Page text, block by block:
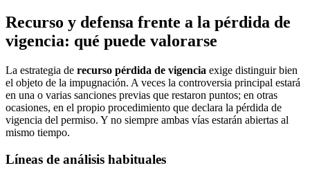
Recurso y defensa frente a la pérdida de
vigencia: qué puede valorarse
La estrategia de recurso pérdida de vigencia exige distinguir bien
el objeto de la impugnación. A veces la controversia principal estará
en una o varias sanciones previas que restaron puntos; en otras
ocasiones, en el propio procedimiento que declara la pérdida de
vigencia del permiso. Y no siempre ambas vías estarán abiertas al
mismo tiempo.
Líneas de análisis habituales